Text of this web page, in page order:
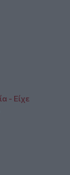
- Είχε